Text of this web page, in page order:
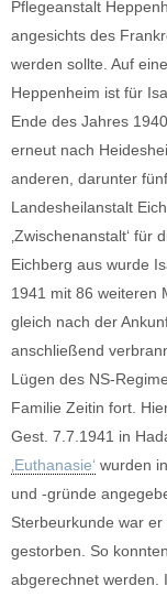
Pflegeanstalt
angesichts des
werden sollte. Auf
Heppenheim ist für
Ende des Jahres
erneut nach
anderen, darunter
Landesheilanstalt
‚Zwischenanstalt‘
Eichberg aus wurde
1941 mit 86 weiteren
gleich nach der
anschließend
Lügen des NS-
Familie Zeitin fort.
Gest. 7.7.1941 in
‚Euthanasie‘ wurden
und -gründe
Sterbeurkunde war
gestorben. So
abgerechnet werden.